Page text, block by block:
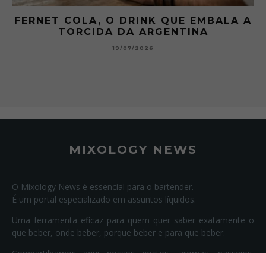
FERNET COLA, O DRINK QUE EMBALA A
TORCIDA DA ARGENTINA
19/07/2026
MIXOLOGY NEWS
O Mixology News é essencial para o bartender.
É um portal especializado em assuntos líquidos.
Uma ferramenta eficaz para quem quer saber exatamente o
que beber, onde beber, porque beber e para que beber.